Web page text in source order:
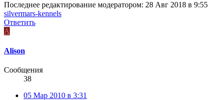
Последнее редактирование модератором: 28 Авг 2018 в 9:55
silvermars-kennels
Ответить
A
Alison
Сообщения
38
05 Мар 2010 в 3:31